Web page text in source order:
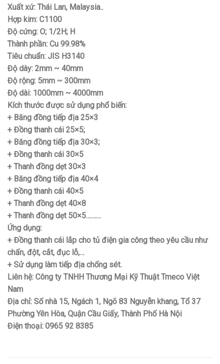
Xuất xứ: Thái Lan, Malaysia..
Hợp kim: C1100
Độ cứng: O; 1/2H; H
Thành phần: Cu 99.98%
Tiêu chuẩn: JIS H3140
Độ dày: 2mm ~ 40mm
Độ rộng: 5mm ~ 300mm
Độ dài: 1000mm ~ 4000mm
Kích thước được sử dụng phổ biến:
+ Băng đồng tiếp địa 25×3
+ Đồng thanh cái 25×5;
+ Băng đồng tiếp địa 30×3;
+ Đồng thanh cái 30×5
+ Thanh đồng dẹt 30×3
+ Băng đồng tiếp địa 40×4
+ Đồng thanh cái 40×5
+ Thanh đồng dẹt 40×8
+ Thanh đồng dẹt 50×5………
Ứng dụng:
+ Đồng thanh cái lắp cho tủ điện gia công theo yêu cầu như
chấn, đột, cắt, đục lỗ,…
+ Sử dụng làm tiếp địa chống sét.
Liên hệ: Công ty TNHH Thương Mại Kỹ Thuật Tmeco Việt
Nam
Địa chỉ: Số nhà 15, Ngách 1, Ngõ 83 Nguyễn khang, Tổ 37
Phường Yên Hòa, Quận Cầu Giấy, Thành Phố Hà Nội
Điện thoại: 0965 92 8385